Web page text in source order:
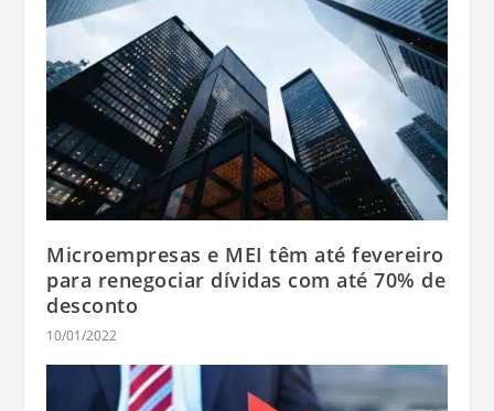
Microempresas e MEI têm até fevereiro
para renegociar dívidas com até 70% de
desconto
10/01/2022